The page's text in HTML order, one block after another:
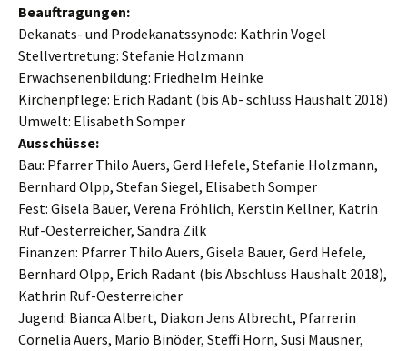
Beauftragungen:
Dekanats- und Prodekanatssynode: Kathrin Vogel
Stellvertretung: Stefanie Holzmann
Erwachsenenbildung: Friedhelm Heinke
Kirchenpflege: Erich Radant (bis Ab- schluss Haushalt 2018)
Umwelt: Elisabeth Somper
Ausschüsse:
Bau: Pfarrer Thilo Auers, Gerd Hefele, Stefanie Holzmann,
Bernhard Olpp, Stefan Siegel, Elisabeth Somper
Fest: Gisela Bauer, Verena Fröhlich, Kerstin Kellner, Katrin
Ruf-Oesterreicher, Sandra Zilk
Finanzen: Pfarrer Thilo Auers, Gisela Bauer, Gerd Hefele,
Bernhard Olpp, Erich Radant (bis Abschluss Haushalt 2018),
Kathrin Ruf-Oesterreicher
Jugend: Bianca Albert, Diakon Jens Albrecht, Pfarrerin
Cornelia Auers, Mario Binöder, Steffi Horn, Susi Mausner,